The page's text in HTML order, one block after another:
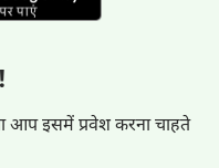
आप इसमें प्रवेश करना चाहते